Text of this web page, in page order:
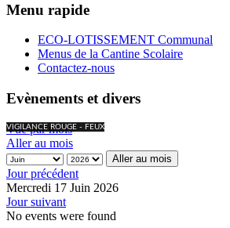
Menu rapide
ECO-LOTISSEMENT Communal
Menus de la Cantine Scolaire
Contactez-nous
Evènements et divers
VIGILANCE ROUGE - FEUX
Vue par mois
Aller au mois
Aller au mois
Jour précédent
Mercredi 17 Juin 2026
Jour suivant
No events were found